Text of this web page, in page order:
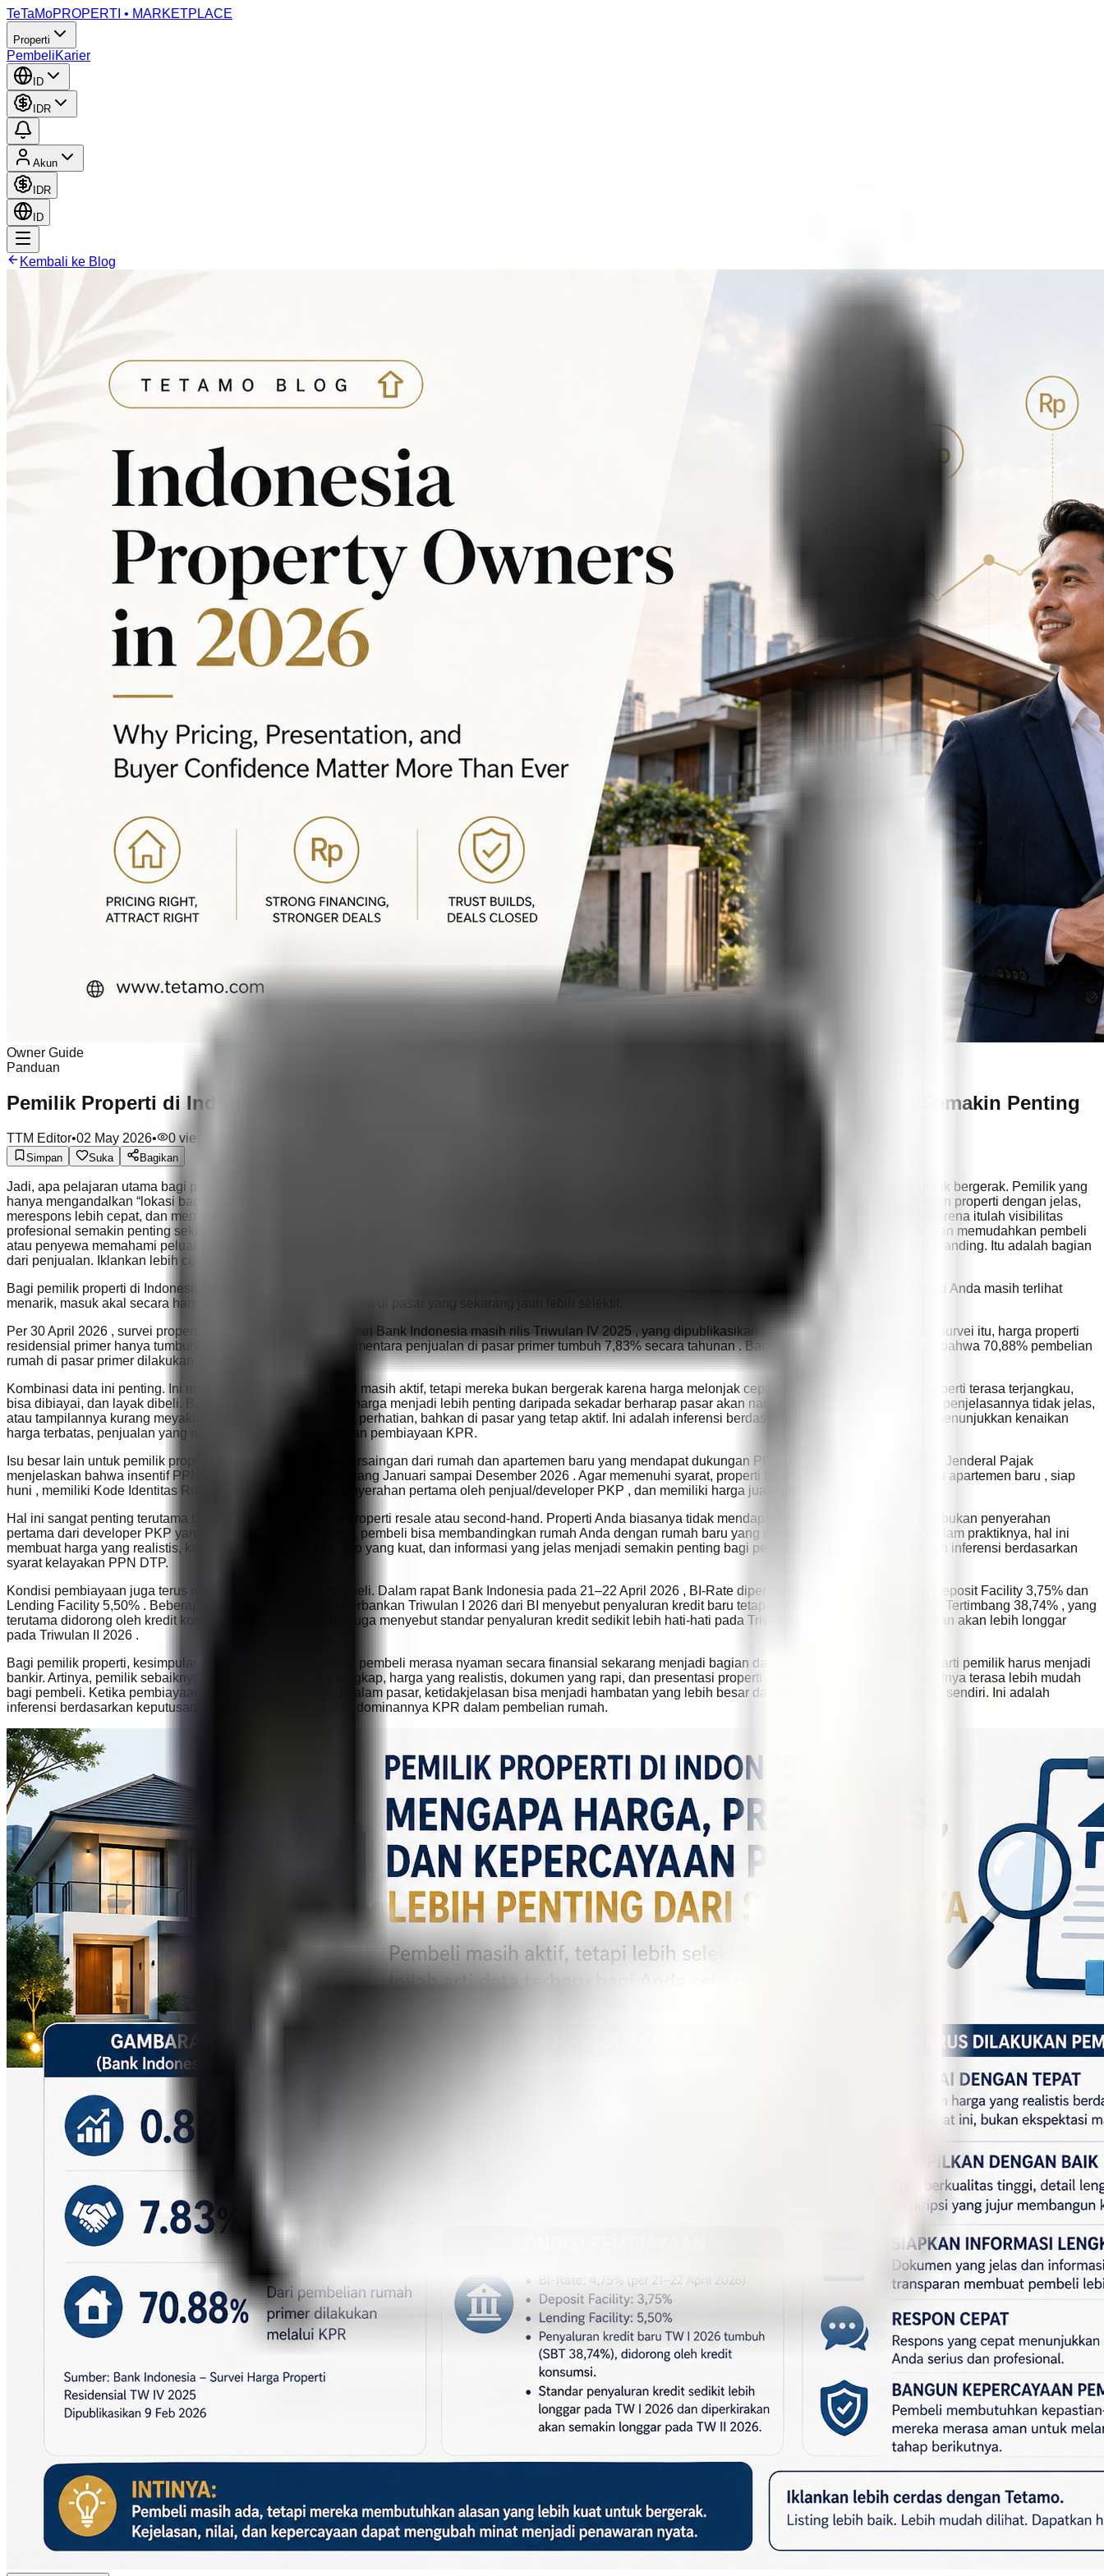
TeTaMoPROPERTI • MARKETPLACE
Properti
PembeliKarier
ID
IDR
Akun
IDR
ID
Kembali ke Blog
Owner Guide
Panduan
Pemilik Properti di Indonesia Tahun 2026: Mengapa Harga, Presentasi, dan Kepercayaan Pembeli Semakin Penting
TTM Editor•02 May 2026• 0 views
Simpan Suka Bagikan
Jadi, apa pelajaran utama bagi pemilik properti di tahun 2026? Jawabannya adalah: pembeli masih ada, tetapi mereka membutuhkan alasan yang lebih kuat untuk bergerak. Pemilik yang
hanya mengandalkan “lokasi bagus” atau “nanti harga naik” akan lebih mudah diabaikan. Sebaliknya, pemilik yang menetapkan harga dengan tepat, menampilkan properti dengan jelas,
merespons lebih cepat, dan membangun kepercayaan akan punya peluang lebih besar untuk mengubah minat menjadi pertanyaan nyata dan transaksi nyata. Karena itulah visibilitas
profesional semakin penting sekarang. Di Tetamo, pemilik properti bisa menampilkan listing dengan lebih jelas, menunjukkan detail properti dengan lebih kuat, dan memudahkan pembeli
atau penyewa memahami peluang yang ada bahkan sebelum mereka menghubungi Anda. Di pasar yang semakin selektif, kejelasan bukan hanya keunggulan branding. Itu adalah bagian
dari penjualan. Iklankan lebih cerdas dengan Tetamo. Properti • Profesional • Transparan • Fokus pada Pembeli & Penyewa
Bagi pemilik properti di Indonesia, cerita pasar di tahun 2026 bukan hanya soal apakah harga sedang naik. Pertanyaan yang lebih penting adalah apakah properti Anda masih terlihat
menarik, masuk akal secara harga, dan dipercaya oleh pembeli di pasar yang sekarang jauh lebih selektif.
Per 30 April 2026 , survei properti residensial resmi terbaru dari Bank Indonesia masih rilis Triwulan IV 2025 , yang dipublikasikan pada 9 Februari 2026 . Dalam survei itu, harga properti
residensial primer hanya tumbuh 0,83% secara tahunan , sementara penjualan di pasar primer tumbuh 7,83% secara tahunan . Bank Indonesia juga melaporkan bahwa 70,88% pembelian
rumah di pasar primer dilakukan melalui KPR .
Kombinasi data ini penting. Ini menunjukkan bahwa pembeli masih aktif, tetapi mereka bukan bergerak karena harga melonjak cepat. Mereka bergerak ketika properti terasa terjangkau,
bisa dibiayai, dan layak dibeli. Bagi pemilik, artinya strategi harga menjadi lebih penting daripada sekadar berharap pasar akan naik. Properti yang terlalu mahal, penjelasannya tidak jelas,
atau tampilannya kurang meyakinkan bisa cepat kehilangan perhatian, bahkan di pasar yang tetap aktif. Ini adalah inferensi berdasarkan survei BI terbaru yang menunjukkan kenaikan
harga terbatas, penjualan yang membaik, dan besarnya peran pembiayaan KPR.
Isu besar lain untuk pemilik properti di tahun 2026 adalah persaingan dari rumah dan apartemen baru yang mendapat dukungan PPN dari pemerintah . Direktorat Jenderal Pajak
menjelaskan bahwa insentif PPN DTP berlaku 100% sepanjang Januari sampai Desember 2026 . Agar memenuhi syarat, properti harus berupa rumah tapak atau apartemen baru , siap
huni , memiliki Kode Identitas Rumah (KIR) , merupakan penyerahan pertama oleh penjual/developer PKP , dan memiliki harga jual maksimal Rp5 miliar .
Hal ini sangat penting terutama bagi pemilik yang menjual properti resale atau second-hand. Properti Anda biasanya tidak mendapatkan manfaat yang sama jika bukan penyerahan
pertama dari developer PKP yang memenuhi syarat. Artinya, pembeli bisa membandingkan rumah Anda dengan rumah baru yang memiliki keuntungan pajak. Dalam praktiknya, hal ini
membuat harga yang realistis, kondisi properti yang baik, foto yang kuat, dan informasi yang jelas menjadi semakin penting bagi pemilik di pasar resale. Ini adalah inferensi berdasarkan
syarat kelayakan PPN DTP.
Kondisi pembiayaan juga terus memengaruhi perilaku pembeli. Dalam rapat Bank Indonesia pada 21–22 April 2026 , BI-Rate dipertahankan di 4,75% , dengan Deposit Facility 3,75% dan
Lending Facility 5,50% . Beberapa hari kemudian, Survei Perbankan Triwulan I 2026 dari BI menyebut penyaluran kredit baru tetap tumbuh, dengan Saldo Bersih Tertimbang 38,74% , yang
terutama didorong oleh kredit konsumsi. Survei yang sama juga menyebut standar penyaluran kredit sedikit lebih hati-hati pada Triwulan I 2026 , tetapi diperkirakan akan lebih longgar
pada Triwulan II 2026 .
Bagi pemilik properti, kesimpulannya sederhana: membantu pembeli merasa nyaman secara finansial sekarang menjadi bagian dari proses menjual. Itu tidak berarti pemilik harus menjadi
bankir. Artinya, pemilik sebaiknya siap dengan informasi lengkap, harga yang realistis, dokumen yang rapi, dan presentasi properti yang membuat langkah berikutnya terasa lebih mudah
bagi pembeli. Ketika pembiayaan memegang peran besar dalam pasar, ketidakjelasan bisa menjadi hambatan yang lebih besar daripada sekadar suku bunga itu sendiri. Ini adalah
inferensi berdasarkan keputusan BI, Survei Perbankan, dan dominannya KPR dalam pembelian rumah.